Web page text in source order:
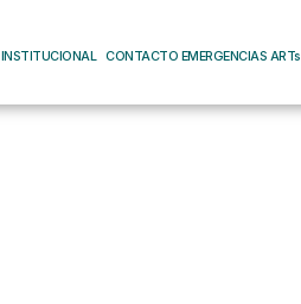
INSTITUCIONAL CONTACTO EMERGENCIAS ARTs